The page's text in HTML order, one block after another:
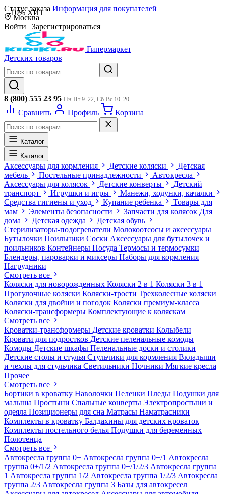
Статус заказа Информация для покупателей
Москва
Войти | Зарегистрироваться
Гипермаркет
Детских товаров
8 (800) 555 23 95 Пн-Пт 9–22, Сб-Вс 10–20
Сравнить Профиль Корзина
Каталог
Каталог
Аксессуары для кормления Детские коляски
Детская
мебель
Постельные принадлежности
Автокресла
Аксессуары для колясок
Детские конверты
Детский
транспорт
Игрушки и игры
Манежи, ходунки, качалки
Средства гигиены и уход
Купание ребенка
Товары для
мам
Элементы безопасности Запчасти для колясок Для
дома
Детская одежда
Детская обувь
Стерилизаторы-подогреватели Молокоотсосы и аксессуары
Бутылочки Поильники Соски Аксессуары для бутылочек и
поильников Контейнеры Посуда Термосы и термосумки
Блендеры, пароварки и миксеры Наборы для кормления
Нагрудники
Смотреть все
Коляски для новорожденных Коляски 2 в 1 Коляски 3 в 1
Прогулочные коляски Коляски-трости Трехколесные коляски
Коляски для двойни и погодок Коляски премиум-класса
Коляски-трансформеры Комплектующие к коляскам
Смотреть все
Кроватки-трансформеры Детские кроватки Колыбели
Кровати для подростков Детские пеленальные комоды
Комоды Детские шкафы Пеленальные доски и столики
Детские столы и стулья Стульчики для кормления Вкладыши
и чехлы для стульчика Светильники Ночники Мягкие кресла
Прочее
Смотреть все
Бортики в кроватку Наволочки Пеленки Пледы Подушки для
малыша Простыни Спальные конверты Электропростыни и
одеяла Позиционеры для сна Матрасы Наматрасники
Комплекты в кроватку Балдахины для детских кроваток
Комплекты постельного белья Подушки для беременных
Полотенца
Смотреть все
Автокресла группа 0+ Автокресла группа 0+/1 Автокресла
группа 0+/1/2 Автокресла группа 0+/1/2/3 Автокресла группа
1 Автокресла группа 1/2 Автокресла группа 1/2/3 Автокресла
группа 2/3 Автокресла группа 3 Базы для автокресел
-10% ХИТ